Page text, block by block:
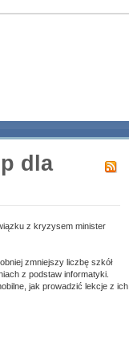
dla
z kryzysem minister
zmniejszy liczbę szkół
z podstaw informatyki.
jak prowadzić lekcje z ich